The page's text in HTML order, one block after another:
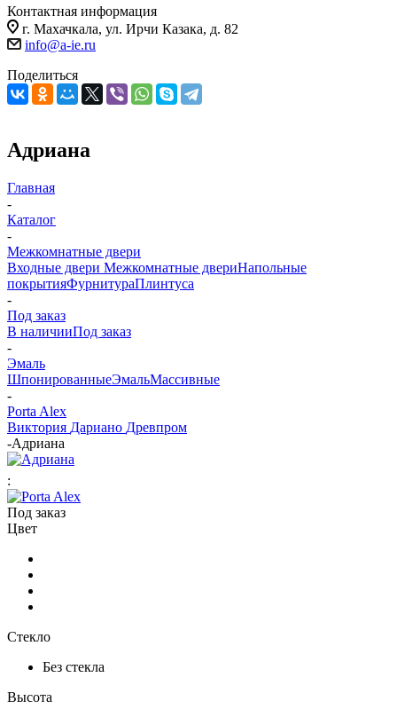
Контактная информация
г. Махачкала, ул. Ирчи Казака, д. 82
info@a-ie.ru
Поделиться
Адриана
Главная
-
Каталог
-
Межкомнатные двери
Входные двери Межкомнатные двериНапольные
покрытияФурнитураПлинтуса
-
Под заказ
В наличииПод заказ
-
Эмаль
ШпонированныеЭмальМассивные
-
Porta Alex
Виктория Дариано Древпром
-Адриана
:
Под заказ
Цвет
Стекло
Без стекла
Высота